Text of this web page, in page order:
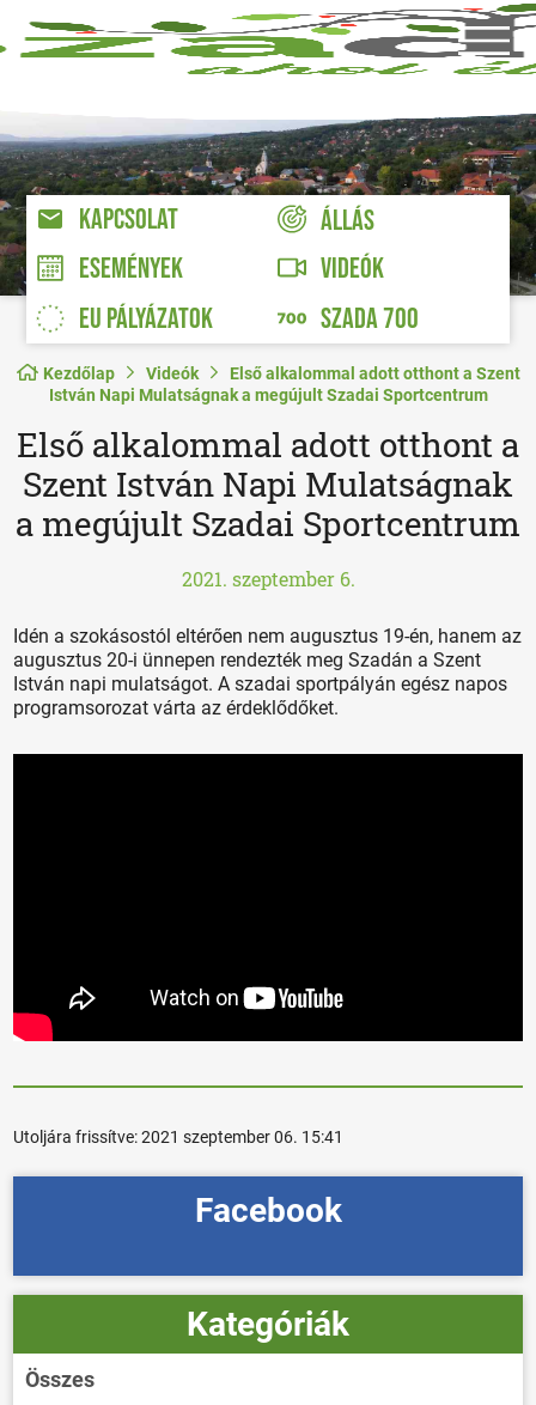
KAPCSOLAT
ÁLLÁS
ESEMÉNYEK
VIDEÓK
EU PÁLYÁZATOK
SZADA 700
Kezdőlap Videók
Első alkalommal adott otthont a Szent
István Napi Mulatságnak a megújult Szadai Sportcentrum
Első alkalommal adott otthont a
Szent István Napi Mulatságnak
a megújult Szadai Sportcentrum
2021. szeptember 6.
Idén a szokásostól eltérően nem augusztus 19-én, hanem az
augusztus 20-i ünnepen rendezték meg Szadán a Szent
István napi mulatságot. A szadai sportpályán egész napos
programsorozat várta az érdeklődőket.
Utoljára frissítve:2021 szeptember 06. 15:41
Facebook
Kategóriák
Összes